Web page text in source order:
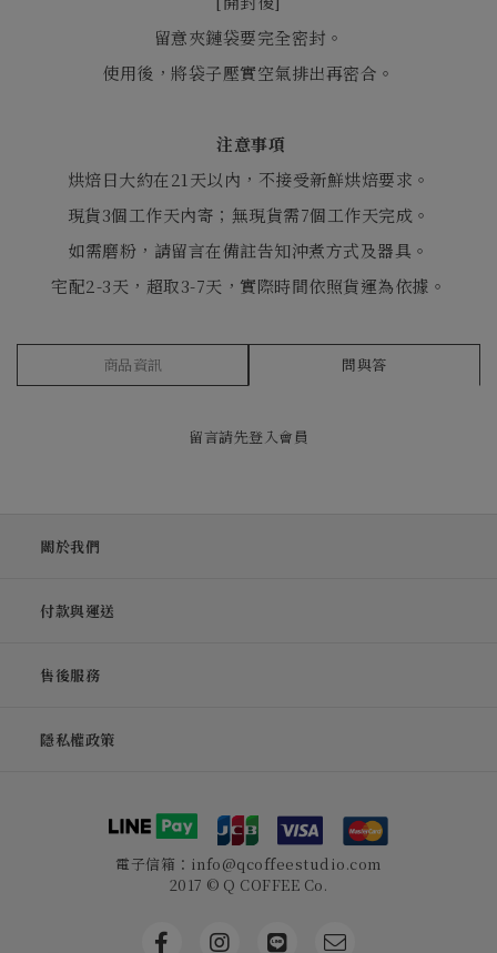
留意夾鏈袋要完全密封。
使用後，將袋子壓實空氣排出再密合。
注意事項
烘焙日大約在21天以內，不接受新鮮烘焙要求。
現貨3個工作天內寄；無現貨需7個工作天完成。
如需磨粉，請留言在備註告知沖煮方式及器具。
宅配2-3天，超取3-7天，實際時間依照貨運為依據。
商品資訊 問與答
留言請先登入會員
關於我們
付款與運送
售後服務
隱私權政策
電子信箱：info@qcoffeestudio.com
2017 © Q COFFEE Co.